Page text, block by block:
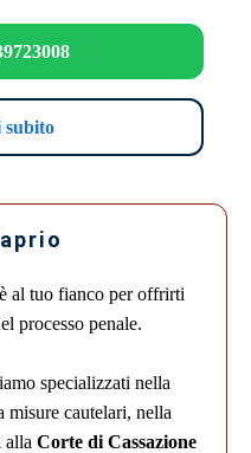
subito
è al tuo fianco per offrirti
processo penale.
specializzati nella
misure cautelari, nella
alla Corte di Cassazione